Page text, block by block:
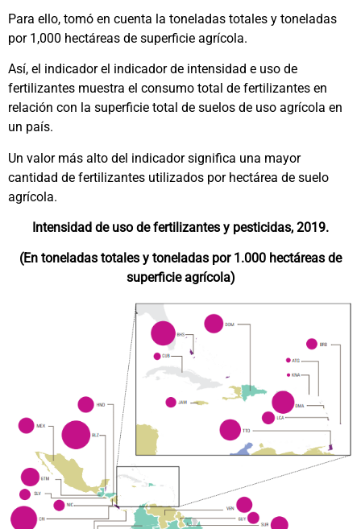
Para ello, tomó en cuenta la toneladas totales y toneladas
por 1,000 hectáreas de superficie agrícola.
Así, el indicador el indicador de intensidad e uso de
fertilizantes muestra el consumo total de fertilizantes en
relación con la superficie total de suelos de uso agrícola en
un país.
Un valor más alto del indicador significa una mayor
cantidad de fertilizantes utilizados por hectárea de suelo
agrícola.
Intensidad de uso de fertilizantes y pesticidas, 2019.
(En toneladas totales y toneladas por 1.000 hectáreas de
superficie agrícola)